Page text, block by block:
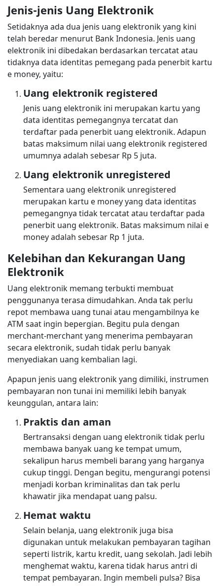
Jenis-jenis Uang Elektronik
Setidaknya ada dua jenis uang elektronik yang kini
telah beredar menurut Bank Indonesia. Jenis uang
elektronik ini dibedakan berdasarkan tercatat atau
tidaknya data identitas pemegang pada penerbit kartu
e money, yaitu:
Uang elektronik registered
Jenis uang elektronik ini merupakan kartu yang
data identitas pemegangnya tercatat dan
terdaftar pada penerbit uang elektronik. Adapun
batas maksimum nilai uang elektronik registered
umumnya adalah sebesar Rp 5 juta.
Uang elektronik unregistered
Sementara uang elektronik unregistered
merupakan kartu e money yang data identitas
pemegangnya tidak tercatat atau terdaftar pada
penerbit uang elektronik. Batas maksimum nilai e
money adalah sebesar Rp 1 juta.
Kelebihan dan Kekurangan Uang
Elektronik
Uang elektronik memang terbukti membuat
penggunanya terasa dimudahkan. Anda tak perlu
repot membawa uang tunai atau mengambilnya ke
ATM saat ingin bepergian. Begitu pula dengan
merchant-merchant yang menerima pembayaran
secara elektronik, sudah tidak perlu banyak
menyediakan uang kembalian lagi.
Apapun jenis uang elektronik yang dimiliki, instrumen
pembayaran non tunai ini memiliki lebih banyak
keunggulan, antara lain:
Praktis dan aman
Bertransaksi dengan uang elektronik tidak perlu
membawa banyak uang ke tempat umum,
sekalipun harus membeli barang yang harganya
cukup tinggi. Dengan begitu, mengurangi potensi
menjadi korban kriminalitas dan tak perlu
khawatir jika mendapat uang palsu.
Hemat waktu
Selain belanja, uang elektronik juga bisa
digunakan untuk melakukan pembayaran tagihan
seperti listrik, kartu kredit, uang sekolah. Jadi lebih
menghemat waktu, karena tidak harus antri di
tempat pembayaran. Ingin membeli pulsa? Bisa